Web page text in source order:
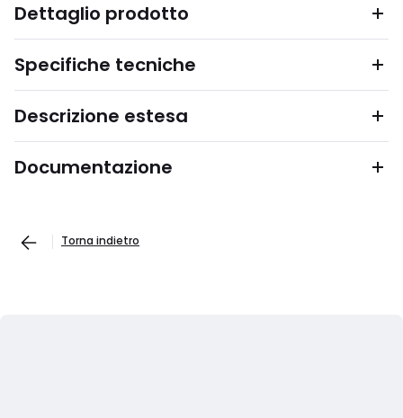
Dettaglio prodotto
Specifiche tecniche
Descrizione estesa
Documentazione
Torna indietro